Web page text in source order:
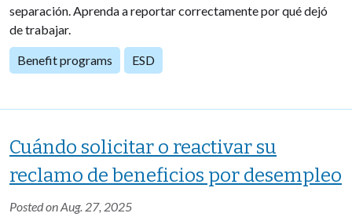
separación. Aprenda a reportar correctamente por qué dejó
de trabajar.
Benefit programs ESD
Cuándo solicitar o reactivar su
reclamo de beneficios por desempleo
Posted on Aug. 27, 2025